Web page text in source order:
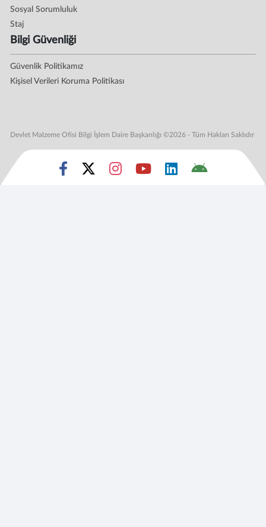
Sosyal Sorumluluk
Staj
Bilgi Güvenliği
Güvenlik Politikamız
Kişisel Verileri Koruma Politikası
Devlet Malzeme Ofisi Bilgi İşlem Daire Başkanlığı ©2026 - Tüm Hakları Saklıdır